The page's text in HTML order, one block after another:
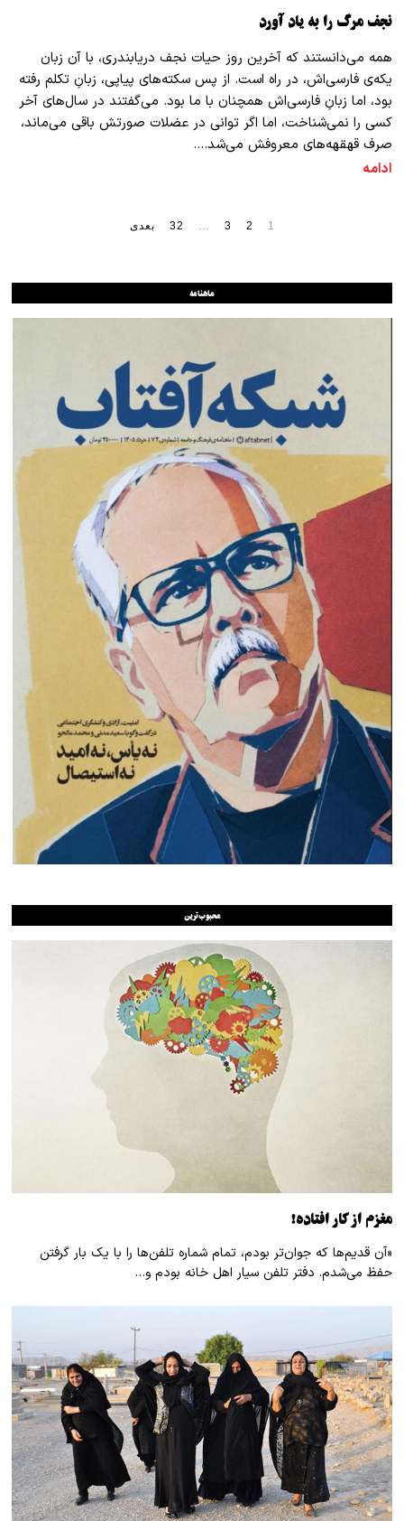
نجف مرگ را به یاد آورد
همه می‌دانستند که آخرین روز حیات نجف دریابندری، با آن زبان
یکه‌ی فارسی‌اش، در راه است. از پس سکته‌های پیاپی، زبانِ تکلم رفته
بود، اما زبانِ فارسی‌اش همچنان با ما بود. می‌گفتند در سال‌های آخر
کسی را نمی‌شناخت، اما اگر توانی در عضلات صورتش باقی می‌ماند،
صرف قهقهه‌های معروفش می‌شد.…
ادامه
1
2
3
32 بعدی
ماهنامه
محبوب‌ترین
مغزم از کار افتاده!
«آن قدیم‌ها که جوان‌تر بودم، تمام شماره تلفن‌ها را با یک بار گرفتن
حفظ می‌شدم. دفتر تلفن سیار اهل خانه بودم و…